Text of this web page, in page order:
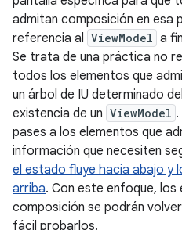
admitan composición en esa
referencia al ViewModel a
Se trata de una práctica no
todos los elementos que
un árbol de IU determinado
existencia de un ViewModel
pases a los elementos que
información que necesiten
el estado fluye hacia abajo y
arriba. Con este enfoque, los
composición se podrán
fácil probarlos.